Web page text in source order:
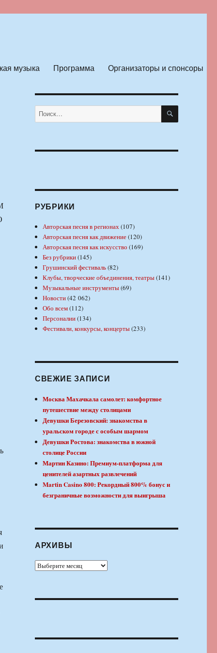
музыка Программа Организаторы и спонсоры
Искать: ПОИСК
РУБРИКИ
Авторская песня в регионах(107)
Авторская песня как движение(120)
Авторская песня как искусство (169)
Без рубрики(145)
Грушинский фестиваль(82)
Клубы, творческие объединения, театры(141)
Музыкальные инструменты(69)
Новости(42 062)
Обо всем(112)
Персоналии(134)
Фестивали, конкурсы, концерты(233)
СВЕЖИЕ ЗАПИСИ
Москва Махачкала самолет: комфортное
путешествие между столицами
Девушки Березовский: знакомства в
уральском городе с особым шармом
Девушки Ростова: знакомства в южной
столице России
Мартин Казино: Премиум-платформа для
ценителей азартных развлечений
Martin Casino 800: Рекордный 800% бонус и
безграничные возможности для выигрыша
АРХИВЫ
Архивы